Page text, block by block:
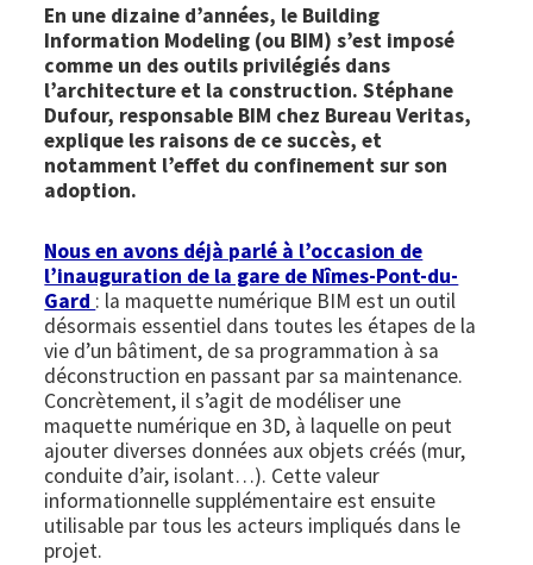
En une dizaine d’années, le Building
Information Modeling (ou BIM) s’est imposé
comme un des outils privilégiés dans
l’architecture et la construction. Stéphane
Dufour, responsable BIM chez Bureau Veritas,
explique les raisons de ce succès, et
notamment l’effet du confinement sur son
adoption.
Nous en avons déjà parlé à l’occasion de
l’inauguration de la gare de Nîmes-Pont-du-
Gard : la maquette numérique BIM est un outil
désormais essentiel dans toutes les étapes de la
vie d’un bâtiment, de sa programmation à sa
déconstruction en passant par sa maintenance.
Concrètement, il s’agit de modéliser une
maquette numérique en 3D, à laquelle on peut
ajouter diverses données aux objets créés (mur,
conduite d’air, isolant…). Cette valeur
informationnelle supplémentaire est ensuite
utilisable par tous les acteurs impliqués dans le
projet.